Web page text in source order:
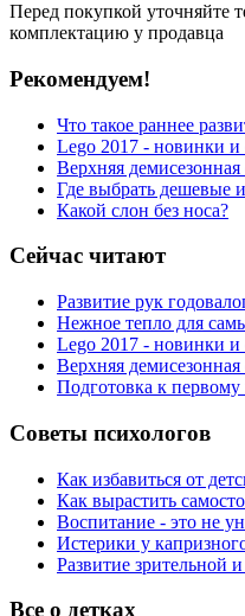
Перед покупкой уточняйте
комплектацию у продавца
Рекомендуем!
Что такое раннее
Lego 2017 - новинки
Верхняя
Где выбрать дешевые
Какой слон без носа?
Сейчас читают
Развитие рук
Нежное тепло для
Lego 2017 - новинки
Верхняя
Подготовка к первому
Советы психологов
Как избавиться от
Как вырастить
Воспитание - это не
Истерики у
Развитие зрительной
Все о детках